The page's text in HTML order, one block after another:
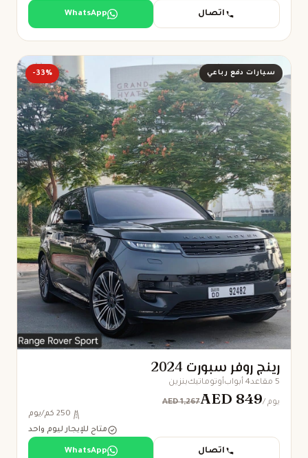
اتصال WhatsApp
سيارات دفع رباعي -33%
رينج روفر سبورت 2024
5 مقاعد 4 أبواب أوتوماتيكبنزين
AED 1,267AED 849 / يوم
250 كم/يوم
متاح للإيجار ليوم واحد
اتصال WhatsApp